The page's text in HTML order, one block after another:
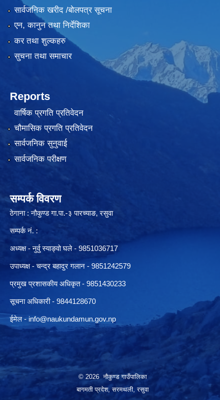
सार्वजनिक खरीद /बोलपत्र सूचना
एन, कानुन तथा निर्देशिका
कर तथा शुल्कहरु
सुचना तथा समाचार
Reports
वार्षिक प्रगति प्रतिवेदन
चौमासिक प्रगति प्रतिवेदन
सार्वजनिक सुनुवाई
सार्वजनिक परीक्षण
सम्पर्क विवरण
ठेगाना : नौकुण्ड गा.पा.-३ पारच्याङ, रसुवा
सम्पर्क नं. :
अध्यक्ष - नुर्वु स्याङ्वो घले - 9851036717
उपाध्यक्ष - चन्द्र बहादुर गलान - 9851242579
प्रमुख प्रशासकीय अधिकृत - 9851430233
सूचना अधिकारी - 9844128670
ईमेल - info@naukundamun.gov.np
© 2026 नौकुण्ड गाउँपालिका
बागमती प्रदेश, सरमथली, रसुवा